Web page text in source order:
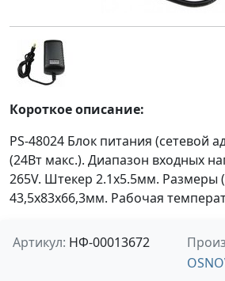
Короткое описание:
PS-48024 Блок питания (сетевой
(24Вт макс.). Диапазон входных
265V. Штекер 2.1x5.5мм. Размеры
43,5x83x66,3мм. Рабочая
Артикул: НФ-00013672